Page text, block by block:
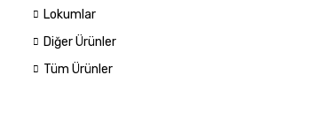
Lokumlar
Diğer Ürünler
Tüm Ürünler